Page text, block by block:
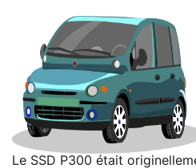
Le SSD P300 était